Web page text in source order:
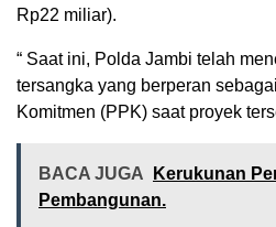
Rp22 miliar).
“ Saat ini, Polda Jambi telah
tersangka yang berperan
Komitmen (PPK) saat proyek
BACA JUGA
Kerukunan
Pembangunan.